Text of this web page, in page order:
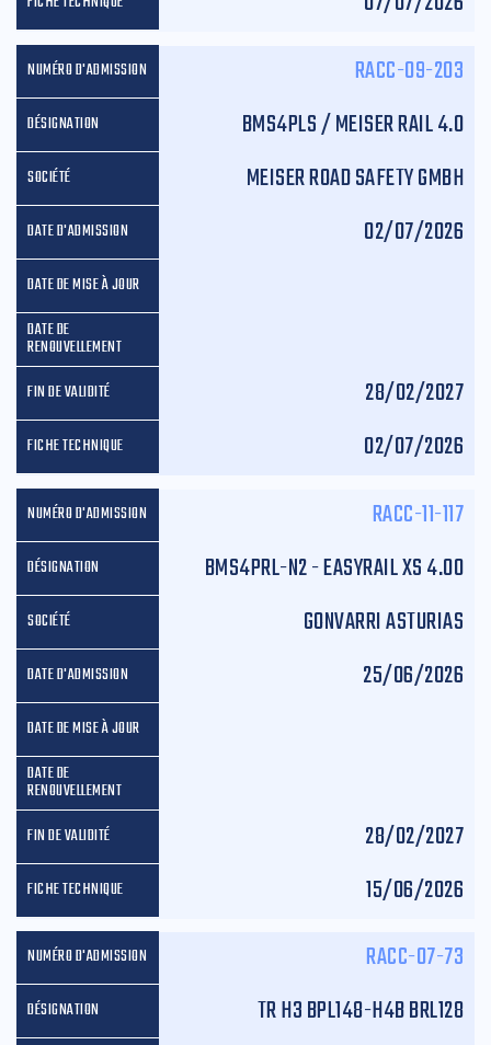
RACC-09-203
BMS4PLS / MEISER RAIL 4.0
MEISER ROAD SAFETY GMBH
02/07/2026
28/02/2027
02/07/2026
RACC-11-117
BMS4PRL-N2 - EASYRAIL XS 4.00
GONVARRI ASTURIAS
25/06/2026
28/02/2027
15/06/2026
RACC-07-73
TR H3 BPL148-H4B BRL128